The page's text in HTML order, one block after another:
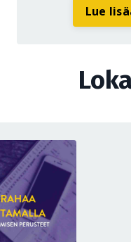
Lue